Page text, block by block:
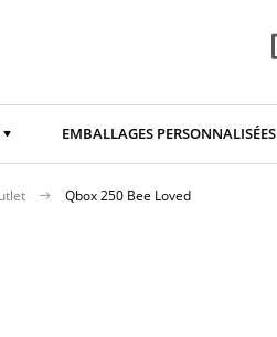
EMBALLAGES PERSONNALISÉES
Qbox 250 Bee Loved